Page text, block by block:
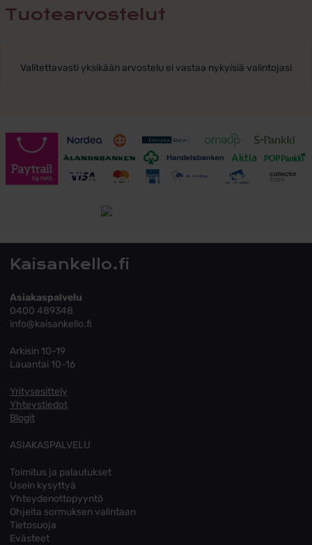
Tuotearvostelut
Valitettavasti yksikään arvostelu ei vastaa nykyisiä valintojasi
Toimitusehdot
Kaisankello.fi
Asiakaspalvelu
0400 489348
info@kaisankello.fi
Arkisin 10-19
Lauantai 10-16
Yritysesittely
Yhteystiedot
Blogit
ASIAKASPALVELU
Toimitus ja palautukset
Usein kysyttyä
Yhteydenottopyyntö
Ohjeita sormuksen valintaan
Tietosuoja
Evästeet